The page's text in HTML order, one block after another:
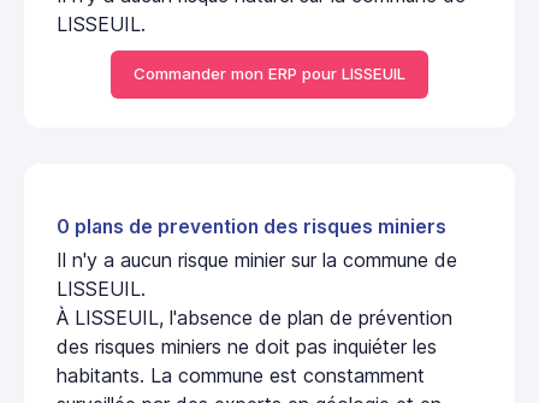
LISSEUIL.
Commander mon ERP pour LISSEUIL
0 plans de prevention des risques miniers
Il n'y a aucun risque minier sur la commune de
LISSEUIL.
À LISSEUIL, l'absence de plan de prévention
des risques miniers ne doit pas inquiéter les
habitants. La commune est constamment